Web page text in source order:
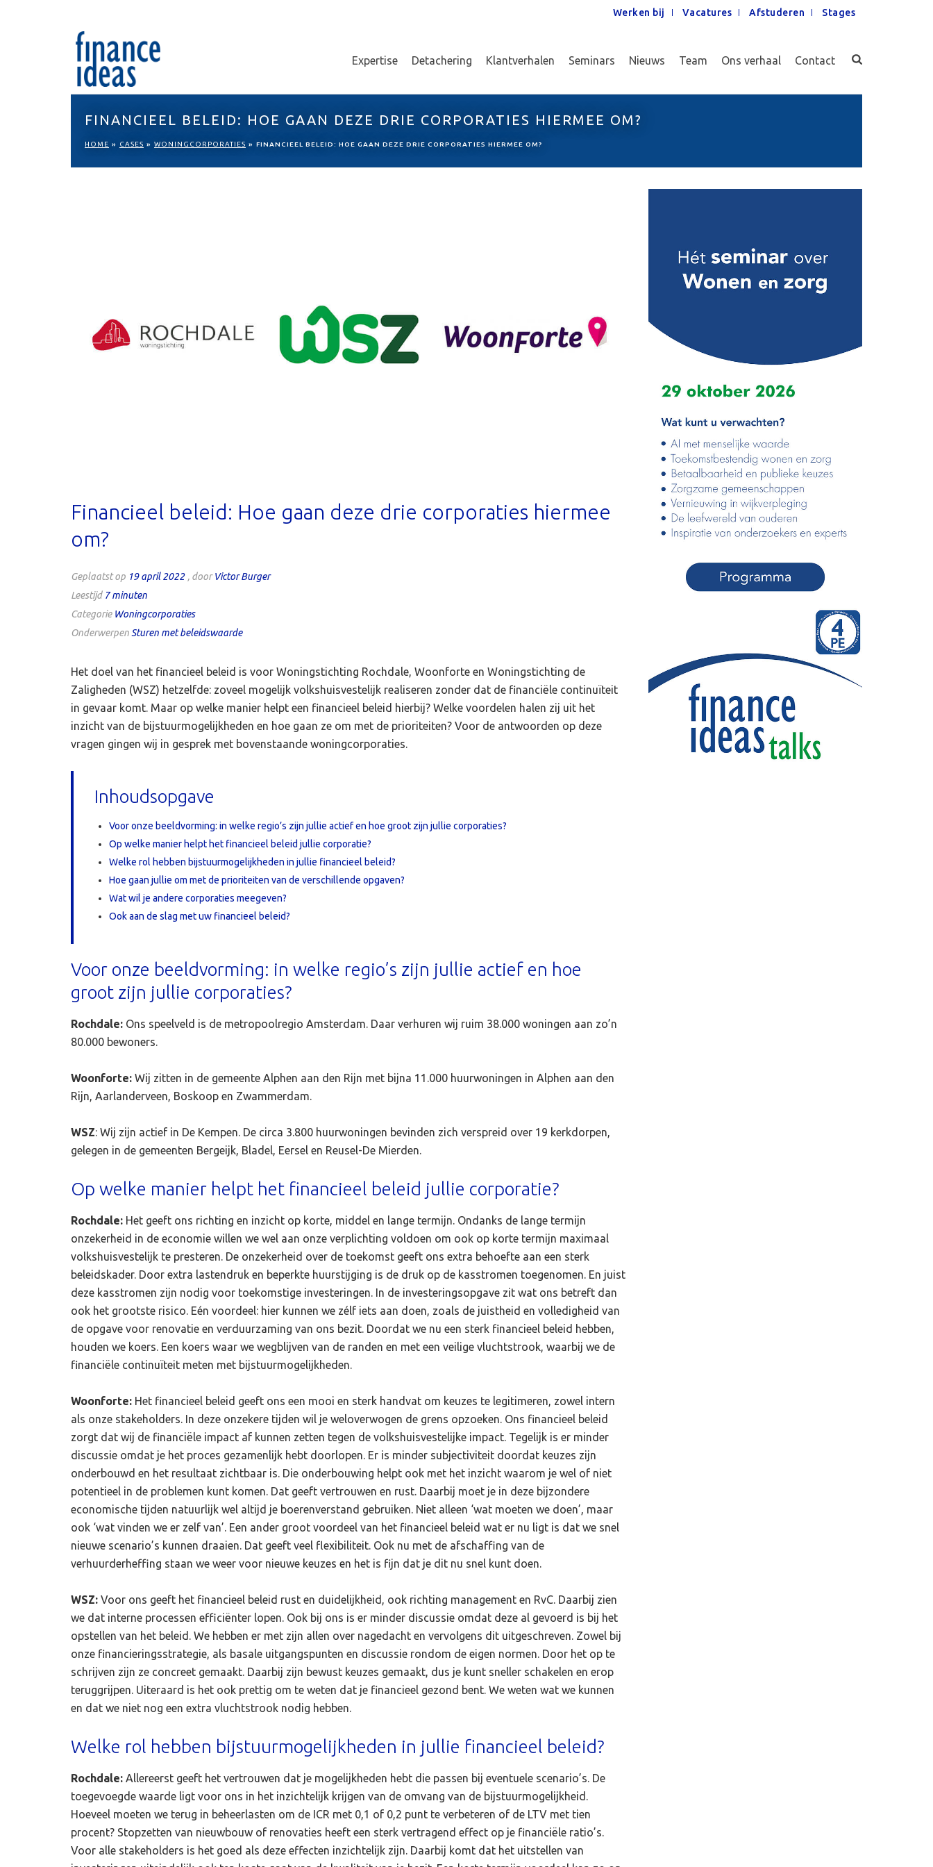
Werken bij Vacatures Afstuderen Stages
Expertise Detachering Klantverhalen Seminars Nieuws Team Ons verhaal Contact
FINANCIEEL BELEID: HOE GAAN DEZE DRIE CORPORATIES HIERMEE OM?
HOME » CASES » WONINGCORPORATIES » FINANCIEEL BELEID: HOE GAAN DEZE DRIE CORPORATIES HIERMEE OM?
Financieel beleid: Hoe gaan deze drie corporaties hiermee
om?
Geplaatst op 19 april 2022 , doorVictor Burger
Leestijd 7minuten
Categorie Woningcorporaties
Onderwerpen Sturen met beleidswaarde
Het doel van het financieel beleid is voor Woningstichting Rochdale, Woonforte en Woningstichting de
Zaligheden (WSZ) hetzelfde: zoveel mogelijk volkshuisvestelijk realiseren zonder dat de financiële continuïteit
in gevaar komt. Maar op welke manier helpt een financieel beleid hierbij? Welke voordelen halen zij uit het
inzicht van de bijstuurmogelijkheden en hoe gaan ze om met de prioriteiten? Voor de antwoorden op deze
vragen gingen wij in gesprek met bovenstaande woningcorporaties.
Inhoudsopgave
Voor onze beeldvorming: in welke regio’s zijn jullie actief en hoe groot zijn jullie corporaties?
Op welke manier helpt het financieel beleid jullie corporatie?
Welke rol hebben bijstuurmogelijkheden in jullie financieel beleid?
Hoe gaan jullie om met de prioriteiten van de verschillende opgaven?
Wat wil je andere corporaties meegeven?
Ook aan de slag met uw financieel beleid?
Voor onze beeldvorming: in welke regio’s zijn jullie actief en hoe
groot zijn jullie corporaties?
Rochdale: Ons speelveld is de metropoolregio Amsterdam. Daar verhuren wij ruim 38.000 woningen aan zo’n
80.000 bewoners.
Woonforte: Wij zitten in de gemeente Alphen aan den Rijn met bijna 11.000 huurwoningen in Alphen aan den
Rijn, Aarlanderveen, Boskoop en Zwammerdam.
WSZ: Wij zijn actief in De Kempen. De circa 3.800 huurwoningen bevinden zich verspreid over 19 kerkdorpen,
gelegen in de gemeenten Bergeijk, Bladel, Eersel en Reusel-De Mierden.
Op welke manier helpt het financieel beleid jullie corporatie?
Rochdale: Het geeft ons richting en inzicht op korte, middel en lange termijn. Ondanks de lange termijn
onzekerheid in de economie willen we wel aan onze verplichting voldoen om ook op korte termijn maximaal
volkshuisvestelijk te presteren. De onzekerheid over de toekomst geeft ons extra behoefte aan een sterk
beleidskader. Door extra lastendruk en beperkte huurstijging is de druk op de kasstromen toegenomen. En juist
deze kasstromen zijn nodig voor toekomstige investeringen. In de investeringsopgave zit wat ons betreft dan
ook het grootste risico. Eén voordeel: hier kunnen we zélf iets aan doen, zoals de juistheid en volledigheid van
de opgave voor renovatie en verduurzaming van ons bezit. Doordat we nu een sterk financieel beleid hebben,
houden we koers. Een koers waar we wegblijven van de randen en met een veilige vluchtstrook, waarbij we de
financiële continuïteit meten met bijstuurmogelijkheden.
Woonforte: Het financieel beleid geeft ons een mooi en sterk handvat om keuzes te legitimeren, zowel intern
als onze stakeholders. In deze onzekere tijden wil je weloverwogen de grens opzoeken. Ons financieel beleid
zorgt dat wij de financiële impact af kunnen zetten tegen de volkshuisvestelijke impact. Tegelijk is er minder
discussie omdat je het proces gezamenlijk hebt doorlopen. Er is minder subjectiviteit doordat keuzes zijn
onderbouwd en het resultaat zichtbaar is. Die onderbouwing helpt ook met het inzicht waarom je wel of niet
potentieel in de problemen kunt komen. Dat geeft vertrouwen en rust. Daarbij moet je in deze bijzondere
economische tijden natuurlijk wel altijd je boerenverstand gebruiken. Niet alleen ‘wat moeten we doen’, maar
ook ‘wat vinden we er zelf van’. Een ander groot voordeel van het financieel beleid wat er nu ligt is dat we snel
nieuwe scenario’s kunnen draaien. Dat geeft veel flexibiliteit. Ook nu met de afschaffing van de
verhuurderheffing staan we weer voor nieuwe keuzes en het is fijn dat je dit nu snel kunt doen.
WSZ: Voor ons geeft het financieel beleid rust en duidelijkheid, ook richting management en RvC. Daarbij zien
we dat interne processen efficiënter lopen. Ook bij ons is er minder discussie omdat deze al gevoerd is bij het
opstellen van het beleid. We hebben er met zijn allen over nagedacht en vervolgens dit uitgeschreven. Zowel bij
onze financieringsstrategie, als basale uitgangspunten en discussie rondom de eigen normen. Door het op te
schrijven zijn ze concreet gemaakt. Daarbij zijn bewust keuzes gemaakt, dus je kunt sneller schakelen en erop
teruggrijpen. Uiteraard is het ook prettig om te weten dat je financieel gezond bent. We weten wat we kunnen
en dat we niet nog een extra vluchtstrook nodig hebben.
Welke rol hebben bijstuurmogelijkheden in jullie financieel beleid?
Rochdale: Allereerst geeft het vertrouwen dat je mogelijkheden hebt die passen bij eventuele scenario’s. De
toegevoegde waarde ligt voor ons in het inzichtelijk krijgen van de omvang van de bijstuurmogelijkheid.
Hoeveel moeten we terug in beheerlasten om de ICR met 0,1 of 0,2 punt te verbeteren of de LTV met tien
procent? Stopzetten van nieuwbouw of renovaties heeft een sterk vertragend effect op je financiële ratio’s.
Voor alle stakeholders is het goed als deze effecten inzichtelijk zijn. Daarbij komt dat het uitstellen van